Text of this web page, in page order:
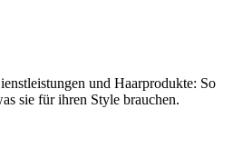
und Haarprodukte: So
sie für ihren Style brauchen.